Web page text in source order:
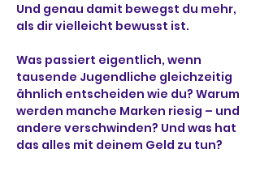
Und genau damit bewegst du mehr,
als dir vielleicht bewusst ist.
Was passiert eigentlich, wenn
tausende Jugendliche gleichzeitig
ähnlich entscheiden wie du? Warum
werden manche Marken riesig – und
andere verschwinden? Und was hat
das alles mit deinem Geld zu tun?